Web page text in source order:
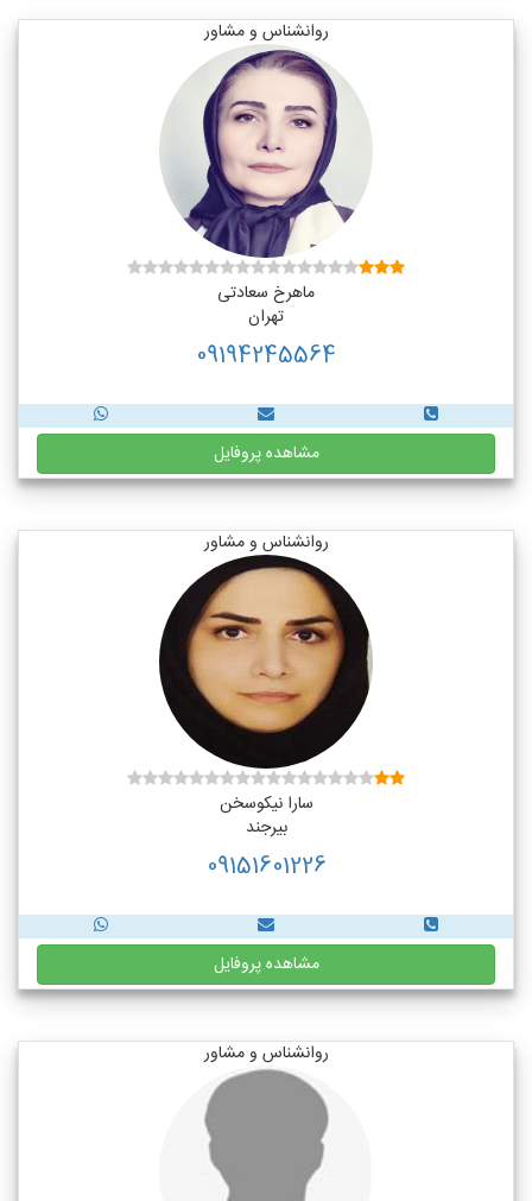
روانشناس و مشاور
ماهرخ سعادتی
تهران
09194245564
مشاهده پروفایل
روانشناس و مشاور
سارا نیکوسخن
بیرجند
09151601226
مشاهده پروفایل
روانشناس و مشاور